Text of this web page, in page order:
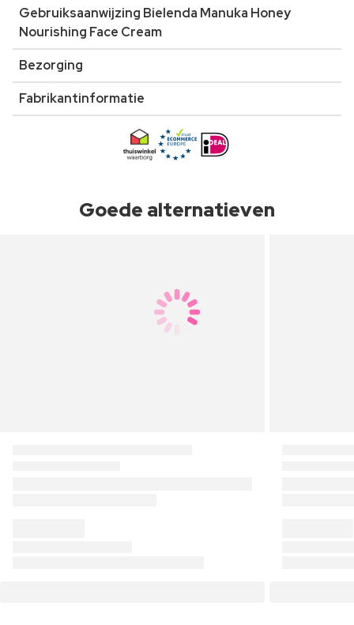
Gebruiksaanwijzing Bielenda Manuka Honey
Nourishing Face Cream
Bezorging
Fabrikantinformatie
Goede alternatieven